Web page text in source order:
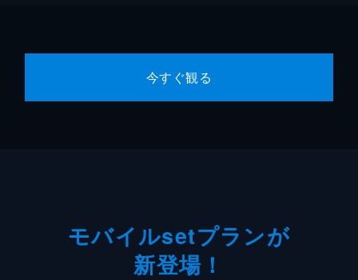
今すぐ観る
モバイルsetプランが
新登場！